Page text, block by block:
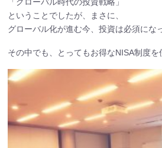
ということでしたが、まさに、
グローバル化が進む今、投資は必須にな
その中でも、とってもお得なNISA制度を